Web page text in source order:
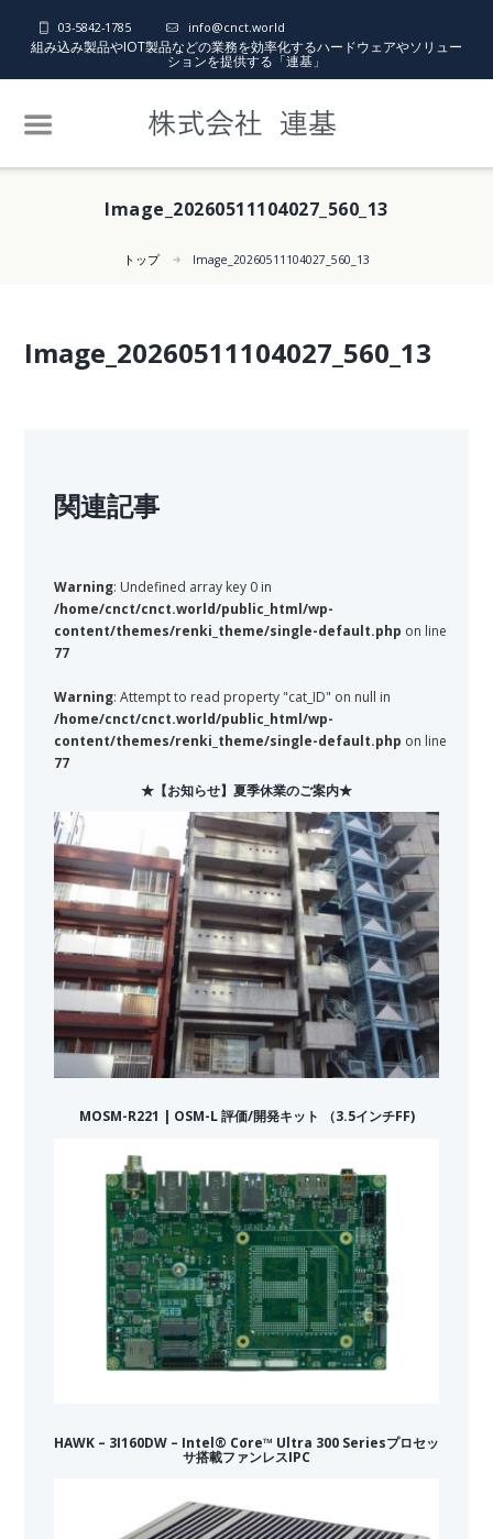
03-5842-1785 info@cnct.world
組み込み製品やIOT製品などの業務を効率化するハードウェアやソリュー
ションを提供する「連基」
Image_20260511104027_560_13
トップ Image_20260511104027_560_13
Image_20260511104027_560_13
関連記事
Warning: Undefined array key 0 in
/home/cnct/cnct.world/public_html/wp-
content/themes/renki_theme/single-default.php on line
77
Warning: Attempt to read property "cat_ID" on null in
/home/cnct/cnct.world/public_html/wp-
content/themes/renki_theme/single-default.php on line
77
★【お知らせ】夏季休業のご案内★
MOSM-R221 | OSM-L 評価/開発キット （3.5インチFF)
HAWK – 3I160DW – Intel® Core™ Ultra 300 Seriesプロセッ
サ搭載ファンレスIPC